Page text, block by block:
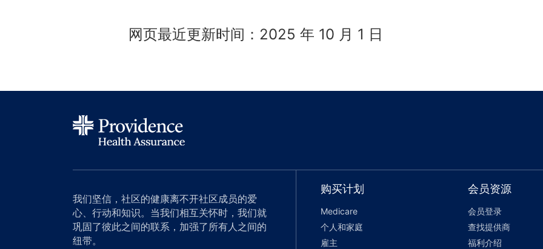
网页最近更新时间：2025 年 10 月 1 日
我们坚信，社区的健康离不开社区成员的爱
心、行动和知识。当我们相互关怀时，我们就
巩固了彼此之间的联系，加强了所有人之间的
纽带。
购买计划
Medicare
个人和家庭
雇主
会员资源
会员登录
查找提供商
福利介绍